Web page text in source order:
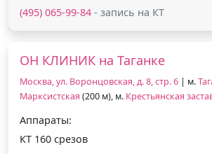
(495) 065-99-84 - запись на КТ
ОН КЛИНИК на Таганке
Москва, ул. Воронцовская, д. 8, стр. 6 | м.
Марксистская (200 м), м. Крестьянская
Аппараты:
КТ 160 срезов